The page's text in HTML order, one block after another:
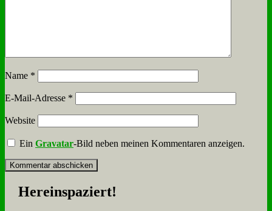
Name *
E-Mail-Adresse *
Website
EinGravatar-Bild neben meinen Kommentaren anzeigen.
Her­ein­spa­ziert!